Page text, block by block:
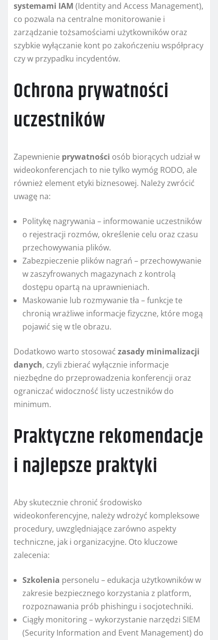
systemami IAM (Identity and Access Management),
co pozwala na centralne monitorowanie i
zarządzanie tożsamościami użytkowników oraz
szybkie wyłączanie kont po zakończeniu współpracy
czy w przypadku incydentów.
Ochrona prywatności
uczestników
Zapewnienie prywatności osób biorących udział w
wideokonferencjach to nie tylko wymóg RODO, ale
również element etyki biznesowej. Należy zwrócić
uwagę na:
Politykę nagrywania – informowanie uczestników
o rejestracji rozmów, określenie celu oraz czasu
przechowywania plików.
Zabezpieczenie plików nagrań – przechowywanie
w zaszyfrowanych magazynach z kontrolą
dostępu opartą na uprawnieniach.
Maskowanie lub rozmywanie tła – funkcje te
chronią wrażliwe informacje fizyczne, które mogą
pojawić się w tle obrazu.
Dodatkowo warto stosować zasady minimalizacji
danych, czyli zbierać wyłącznie informacje
niezbędne do przeprowadzenia konferencji oraz
ograniczać widoczność listy uczestników do
minimum.
Praktyczne rekomendacje
i najlepsze praktyki
Aby skutecznie chronić środowisko
wideokonferencyjne, należy wdrożyć kompleksowe
procedury, uwzględniające zarówno aspekty
techniczne, jak i organizacyjne. Oto kluczowe
zalecenia:
Szkolenia personelu – edukacja użytkowników w
zakresie bezpiecznego korzystania z platform,
rozpoznawania prób phishingu i socjotechniki.
Ciągły monitoring – wykorzystanie narzędzi SIEM
(Security Information and Event Management) do